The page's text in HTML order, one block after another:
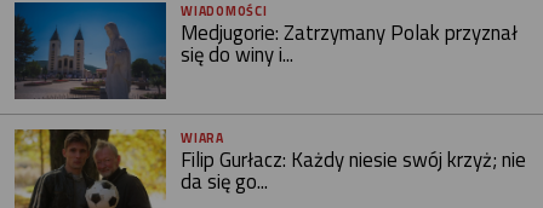
WIADOMOŚCI
Medjugorie: Zatrzymany Polak przyznał
się do winy i...
WIARA
Filip Gurłacz: Każdy niesie swój krzyż; nie
da się go...